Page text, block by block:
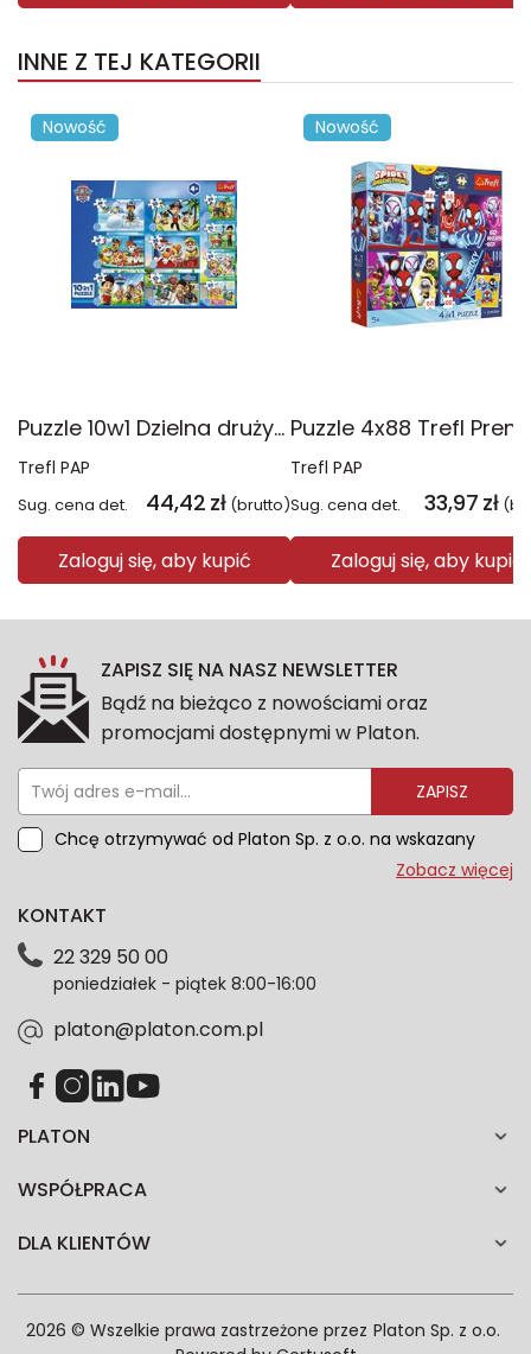
INNE Z TEJ KATEGORII
Nowość
Puzzle 10w1 Dzielna drużyna Psiego Patrolu 96012
Trefl PAP
Sug. cena det. 44,42 zł (brutto)
Zaloguj się, aby kupić
Nowość
Trefl PAP
Sug. cena det. 33,97 zł
Zaloguj się, aby kupić
ZAPISZ SIĘ NA NASZ NEWSLETTER
Bądź na bieżąco z nowościami oraz
promocjami dostępnymi w Platon.
ZAPISZ
Chcę otrzymywać od Platon Sp. z o.o. na wskazany
przeze mnie adres e-mail informacje marketingowe
dotyczące danych osobowych znajdziesz w naszej
każdym czasie. Wycofanie zgody nie wpłynie na
zgodność z prawem przetwarzania dokonanego przed
Zobacz więcej
PLATON
WSPÓŁPRACA
DLA KLIENTÓW
KONTAKT
22 329 50 00
poniedziałek - piątek 8:00-16:00
platon@platon.com.pl
2026 © Wszelkie prawa zastrzeżone przez Platon Sp. z o.o.